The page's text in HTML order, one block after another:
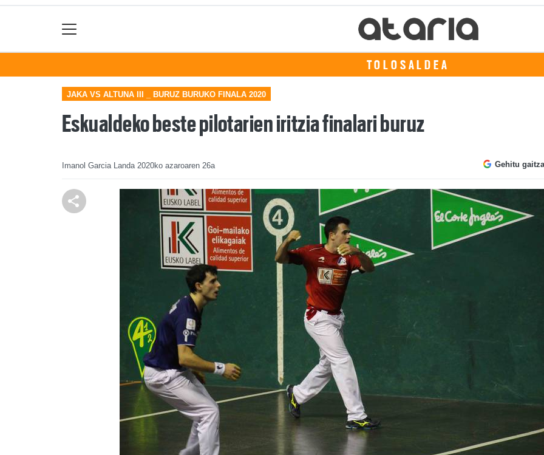
TOLOSALDEA
JAKA VS ALTUNA III _ BURUZ BURUKO FINALA 2020
Eskualdeko beste pilotarien iritzia finalari buruz
Imanol Garcia Landa 2020ko azaroaren 26a Gehitu